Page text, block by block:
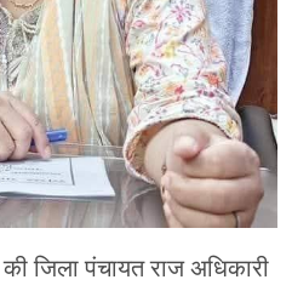
जिला पंचायत राज अधिकारी